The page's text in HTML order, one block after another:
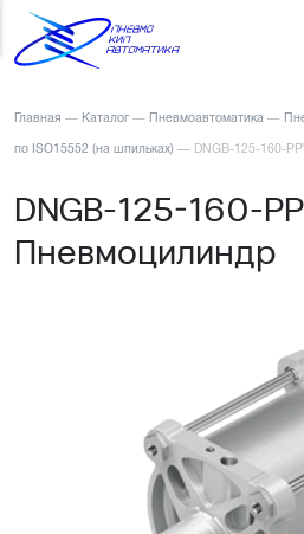
Главная — Каталог — Пневмоавтоматика —
по ISO15552 (на шпильках) — DNGB-125-160-
DNGB-125-160-
Пневмоцилиндр